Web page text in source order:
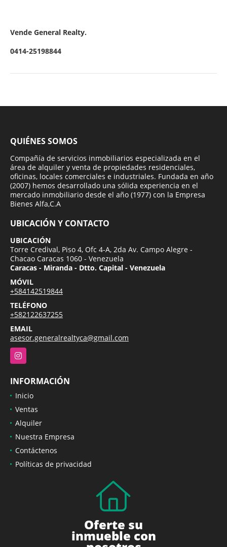
Vende General Realty.
0414-25198844
QUIÉNES SOMOS
Compañía de servicios inmobiliarios especializada en el
área de alquiler y venta de propiedades residenciales,
oficinas, locales comerciales e industriales. Fundada en año
(2007) hemos desarrollado una sólida experiencia en el
mercado inmobiliario desde el año (1977) con la Empresa
Bienes Alfa,C.A
UBICACIÓN Y CONTACTO
UBICACIÓN
Torre Credival, Piso 4, Ofc 4-A, 2da Av. Campo Alegre -
Chacao Caracas 1060 - Venezuela
Caracas - Miranda - Dtto. Capital - Venezuela
MÓVIL
+584142519844
TELÉFONO
+582122637255
EMAIL
asesor.generalrealtyca@gmail.com
Instagram
INFORMACIÓN
Inicio
Ventas
Alquiler
Nuestra Empresa
Contáctenos
Políticas de privacidad
Oferte su
inmueble con